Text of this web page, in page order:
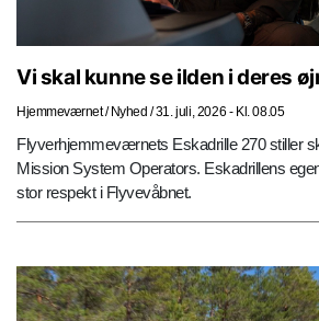
Vi skal kunne se ilden i deres
Hjemmeværnet / Nyhed /31. juli, 2026 - Kl. 08.05
Flyverhjemmeværnets Eskadrille 270 stiller
Mission System Operators. Eskadrillens
stor respekt i Flyvevåbnet.